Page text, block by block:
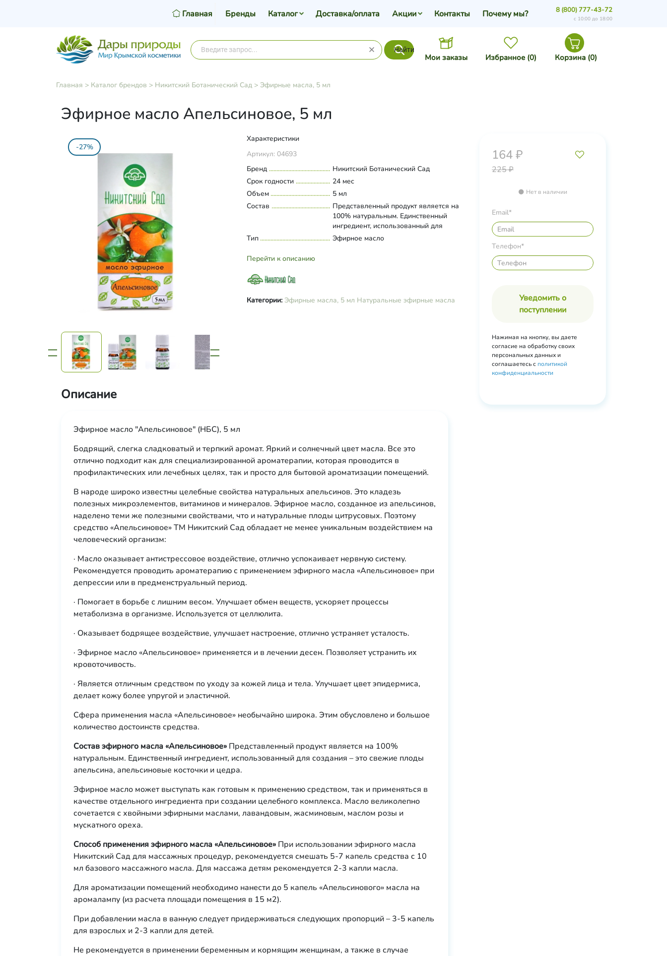
Найти
Мои заказы Избранное (0) Корзина (0)
Главная Бренды Каталог Доставка/оплата Акции Контакты Почему мы? 8 (800) 777-43-72
с 10:00 до 18:00
Главная > Каталог брендов > Никитский Ботанический Сад> Эфирные масла, 5 мл
Эфирное масло Апельсиновое, 5 мл
-27%
Характеристики
Артикул: 04693
Бренд
Никитский Ботанический Сад
Срок годности
24 мес
Объем
5 мл
Состав
Представленный продукт является на
100% натуральным. Единственный
ингредиент, использованный для
создания – это свежие плоды
Развернуть состав
Тип Эфирное масло
Перейти к описанию
Категории: Эфирные масла, 5 мл Натуральные эфирные масла
164 ₽
225 ₽
Нет в наличии
Email*
Телефон*
Уведомить о
поступлении
Нажимая на кнопку, вы даете
согласие на обработку своих
персональных данных и
соглашаетесь с политикой
конфиденциальности
Описание
Эфирное масло "Апельсиновое" (НБС), 5 мл
Бодрящий, слегка сладковатый и терпкий аромат. Яркий и солнечный цвет масла. Все это
отлично подходит как для специализированной ароматерапии, которая проводится в
профилактических или лечебных целях, так и просто для бытовой ароматизации помещений.
В народе широко известны целебные свойства натуральных апельсинов. Это кладезь
полезных микроэлементов, витаминов и минералов. Эфирное масло, созданное из апельсинов,
наделено теми же полезными свойствами, что и натуральные плоды цитрусовых. Поэтому
средство «Апельсиновое» ТМ Никитский Сад обладает не менее уникальным воздействием на
человеческий организм:
· Масло оказывает антистрессовое воздействие, отлично успокаивает нервную систему.
Рекомендуется проводить ароматерапию с применением эфирного масла «Апельсиновое» при
депрессии или в предменструальный период.
· Помогает в борьбе с лишним весом. Улучшает обмен веществ, ускоряет процессы
метаболизма в организме. Используется от целлюлита.
· Оказывает бодрящее воздействие, улучшает настроение, отлично устраняет усталость.
· Эфирное масло «Апельсиновое» применяется и в лечении десен. Позволяет устранить их
кровоточивость.
· Является отличным средством по уходу за кожей лица и тела. Улучшает цвет эпидермиса,
делает кожу более упругой и эластичной.
Сфера применения масла «Апельсиновое» необычайно широка. Этим обусловлено и большое
количество достоинств средства.
Состав эфирного масла «Апельсиновое» Представленный продукт является на 100%
натуральным. Единственный ингредиент, использованный для создания – это свежие плоды
апельсина, апельсиновые косточки и цедра.
Эфирное масло может выступать как готовым к применению средством, так и применяться в
качестве отдельного ингредиента при создании целебного комплекса. Масло великолепно
сочетается с хвойными эфирными маслами, лавандовым, жасминовым, маслом розы и
мускатного ореха.
Способ применения эфирного масла «Апельсиновое» При использовании эфирного масла
Никитский Сад для массажных процедур, рекомендуется смешать 5-7 капель средства с 10
мл базового массажного масла. Для массажа детям рекомендуется 2-3 капли масла.
Для ароматизации помещений необходимо нанести до 5 капель «Апельсинового» масла на
аромалампу (из расчета площади помещения в 15 м2).
При добавлении масла в ванную следует придерживаться следующих пропорций – 3-5 капель
для взрослых и 2-3 капли для детей.
Не рекомендуется в применении беременным и кормящим женщинам, а также в случае